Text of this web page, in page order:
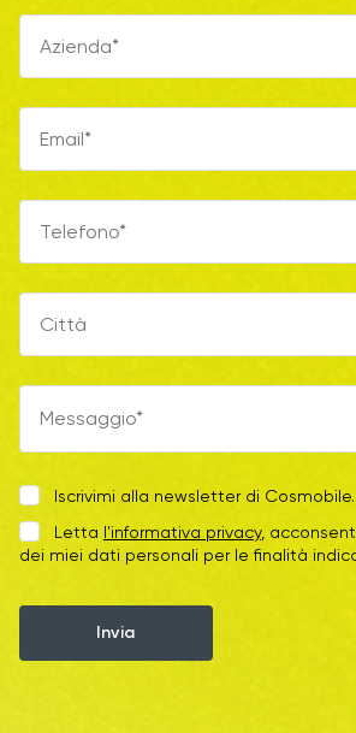
Iscrivimi alla newsletter di Cosmobile.
Letta l'informativa privacy,
dei miei dati personali per le finalità